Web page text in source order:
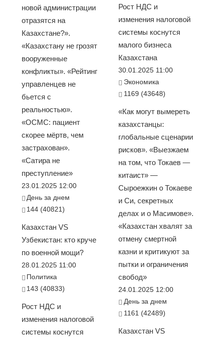
новой администрации
отразятся на
Казахстане?».
«Казахстану не грозят
вооруженные
конфликты». «Рейтинг
управленцев не
бьется с
реальностью».
«ОСМС: пациент
скорее мёртв, чем
застрахован».
«Сатира не
преступление»
23.01.2025 12:00
День за днем
144 (40821)
Казахстан VS
Узбекистан: кто круче
по военной мощи?
28.01.2025 11:00
Политика
143 (40833)
Рост НДС и
изменения налоговой
системы коснутся
Рост НДС и
изменения налоговой
системы коснутся
малого бизнеса
Казахстана
30.01.2025 11:00
Экономика
1169 (43648)
«Как могут вымереть
казахстанцы:
глобальные сценарии
рисков». «Выезжаем
на том, что Токаев —
китаист» —
Сыроежкин о Токаеве
и Си, секретных
делах и о Масимове».
«Казахстан хвалят за
отмену смертной
казни и критикуют за
пытки и ограничения
свобод»
24.01.2025 12:00
День за днем
1161 (42489)
Казахстан VS